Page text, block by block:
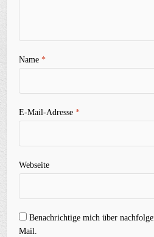
Name*
E-Mail-Adresse*
Webseite
Benachrichtige mich über
Mail.